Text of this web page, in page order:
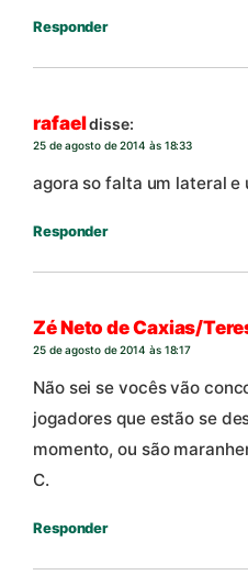
Responder
rafaeldisse:
25 de agosto de 2014 às 18:33
agora so falta um lateral e
Responder
Zé Neto de Caxias/
25 de agosto de 2014 às 18:17
Não sei se vocês vão
jogadores que estão se
momento, ou são
C.
Responder